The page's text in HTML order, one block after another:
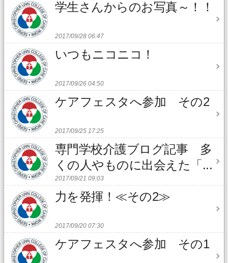
学生さんからのお写真～！！
2017/09/28 06:47
いつもニコニコ！
2017/09/26 04:50
ケアフェスタへ参加 その2
2017/09/25 17:25
専門学校介護ブログ記事 多
くの人やものに出会えた「...
2017/09/21 09:03
力を発揮！≪その2≫
2017/09/20 07:30
ケアフェスタへ参加 その1